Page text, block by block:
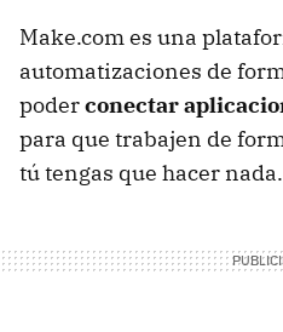
Make.com es una
automatizaciones de
poderconectar
para que trabajen de
tú tengas que hacer nada.